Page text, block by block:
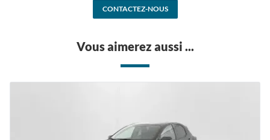
CONTACTEZ-NOUS
Vous aimerez aussi ...